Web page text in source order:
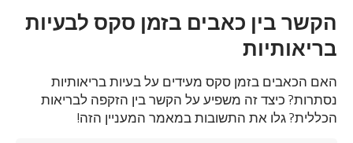
הקשר בין כאבים בזמן סקס לבעיות
בריאותיות
האם הכאבים בזמן סקס מעידים על בעיות בריאותיות
נסתרות? כיצד זה משפיע על הקשר בין הזקפה לבריאות
הכללית? גלו את התשובות במאמר המעניין הזה!